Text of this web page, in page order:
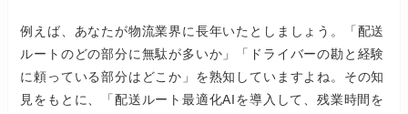
例えば、あなたが物流業界に長年いたとしましょう。「配送
ルートのどの部分に無駄が多いか」「ドライバーの勘と経験
に頼っている部分はどこか」を熟知していますよね。その知
見をもとに、「配送ルート最適化AIを導入して、残業時間を